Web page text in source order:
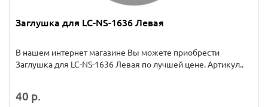
Заглушка для LC-NS-1636 Левая
В нашем интернет магазине Вы можете приобрести
Заглушка для LC-NS-1636 Левая по лучшей цене. Артикул..
40 р.